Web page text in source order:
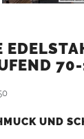
UND